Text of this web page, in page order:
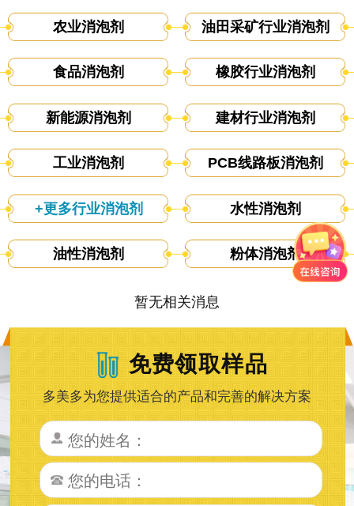
农业消泡剂 油田采矿行业消泡剂
食品消泡剂 橡胶行业消泡剂
新能源消泡剂 建材行业消泡剂
工业消泡剂 PCB线路板消泡剂
+更多行业消泡剂 水性消泡剂
油性消泡剂 粉体消泡剂
暂无相关消息
免费领取样品
多美多为您提供适合的产品和完善的解决方案